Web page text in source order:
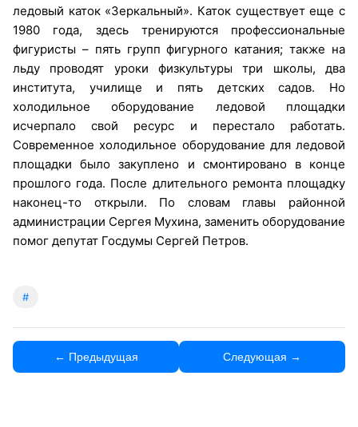
ледовый каток «Зеркальный». Каток существует еще с
1980 года, здесь тренируются профессиональные
фигуристы – пять групп фигурного катания; также на
льду проводят уроки физкультуры три школы, два
института, училище и пять детских садов. Но
холодильное оборудование ледовой площадки
исчерпало свой ресурс и перестало работать.
Современное холодильное оборудование для ледовой
площадки было закуплено и смонтировано в конце
прошлого года. После длительного ремонта площадку
наконец-то открыли. По словам главы районной
администрации Сергея Мухина, заменить оборудование
помог депутат Госдумы Сергей Петров.
#
← Предыдущая Следующая →